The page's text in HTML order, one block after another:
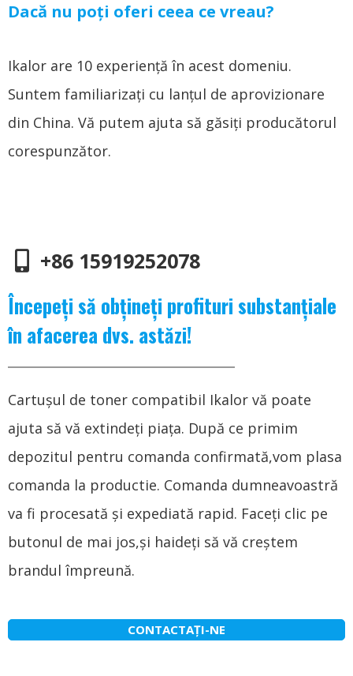
Dacă nu poți oferi ceea ce vreau?
Ikalor are 10 experiență în acest domeniu.
Suntem familiarizați cu lanțul de aprovizionare
din China. Vă putem ajuta să găsiți producătorul
corespunzător.
+86 15919252078
Începeți să obțineți profituri substanțiale
în afacerea dvs. astăzi!
Cartușul de toner compatibil Ikalor vă poate
ajuta să vă extindeți piața. După ce primim
depozitul pentru comanda confirmată,vom plasa
comanda la productie. Comanda dumneavoastră
va fi procesată și expediată rapid. Faceți clic pe
butonul de mai jos,și haideți să vă creștem
brandul împreună.
CONTACTAŢI-NE